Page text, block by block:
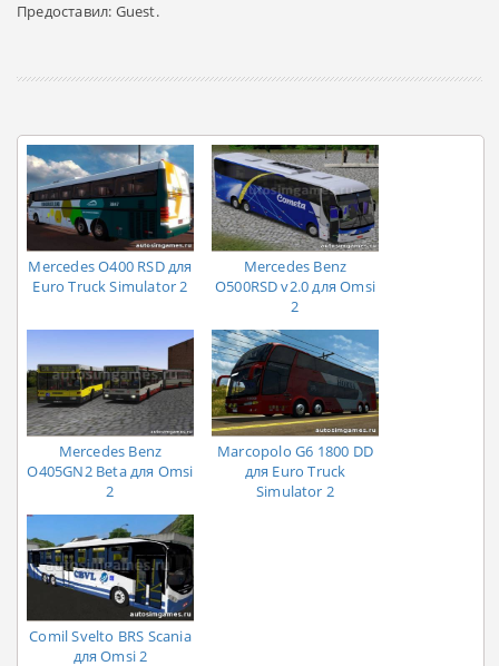
Предоставил: Guest.
Mercedes O400 RSD для
Euro Truck Simulator 2
Mercedes Benz
O500RSD v2.0 для Omsi
2
Mercedes Benz
O405GN2 Beta для Omsi
2
Marcopolo G6 1800 DD
для Euro Truck
Simulator 2
Comil Svelto BRS Scania
для Omsi 2